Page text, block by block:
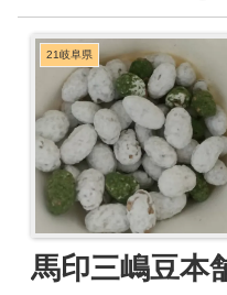
21岐阜県
馬印三嶋豆本